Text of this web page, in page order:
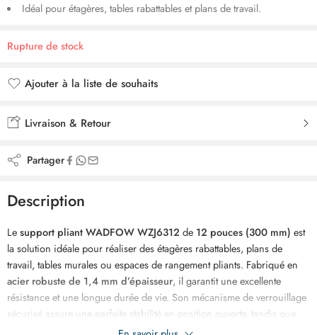
Idéal pour étagères, tables rabattables et plans de travail.
Rupture de stock
Ajouter à la liste de souhaits
Livraison & Retour
Partager
Description
Lesupport pliant WADFOW WZJ6312 de 12 pouces (300 mm) est
la solution idéale pour réaliser des étagères rabattables, plans de
travail, tables murales ou espaces de rangement pliants. Fabriqué en
acier robuste de 1,4 mm d’épaisseur, il garantit une excellente
résistance et une longue durée de vie. Son mécanisme de verrouillage
sécurisé assure une parfaite stabilité en position ouverte, tandis que
son système rabattable permet de libérer rapidement de l’espace